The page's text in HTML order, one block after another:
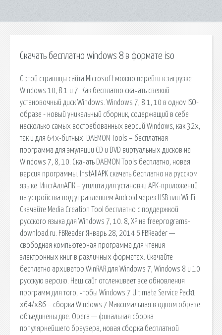
Скачать бесплатно windows 8 в формате iso
С этой страницы сайта Microsoft можно перейти к загрузке
Windows 10, 8.1 и 7. Как бесплатно скачать свежий
установочный диск Windows. Windows 7, 8.1, 10 в одноv ISO-
образе - новый уникальный сборник, содержащий в себе
несколько самых востребованных версий Windows, как 32х,
так и для 64х-битных. DAEMON Tools – бесплатная
программа для эмуляции CD и DVD виртуальных дисков на
Windows 7, 8, 10. Скачать DAEMON Tools бесплатно, новая
версия программы. InstAllAPK скачать бесплатно на русском
языке. ИнстАллАПК – утилита для установки APK-приложений
на устройства под управлением Android через USB или Wi-Fi.
Скачайте Media Creation Tool бесплатно с поддержкой
русского языка для Windows 7, 10. 8, XP на freeprograms-
download.ru. FBReader Январь 28, 2014 6 FBReader —
свободная компьютерная программа для чтения
электронных книг в различных форматах. Скачайте
бесплатно архиватор WinRAR для Windows 7, Windows 8 и 10
русскую версию. Наш сайт отслеживает все обновления
программ для того, чтобы Windows 7 Ultimate Service Pack1
x64/x86 – сборка Windows 7 Максимальная в одном образе
объединены две. Opera — финальная сборка
популярнейшего браузера, новая сборка бесплатной